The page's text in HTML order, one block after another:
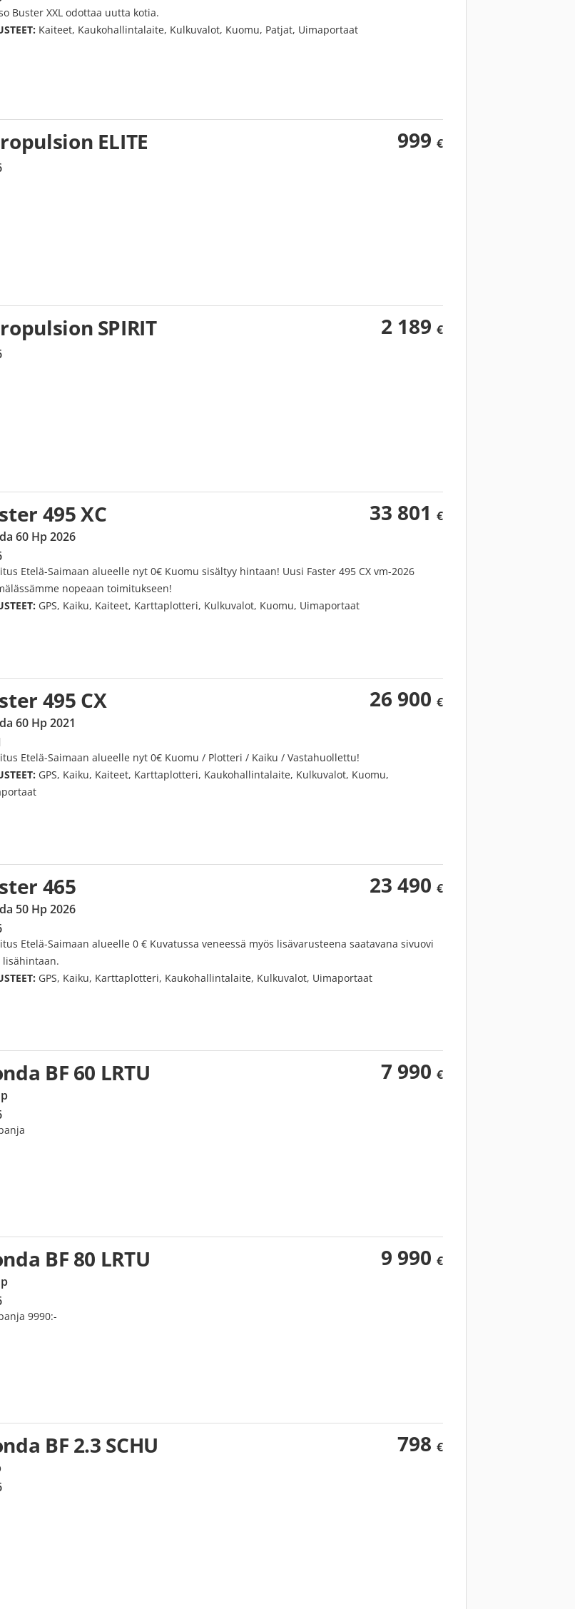
Buster XXL odottaa uutta kotia.
Kaiteet, Kaukohallintalaite, Kulkuvalot, Kuomu, Patjat, Uimaportaat
ELITE 999 €
SPIRIT 2 189 €
495 XC
60 Hp 2026
33 801 €
Etelä-Saimaan alueelle nyt 0€ Kuomu sisältyy hintaan! Uusi Faster 495 CX vm-2026
nopeaan toimitukseen!
GPS, Kaiku, Kaiteet, Karttaplotteri, Kulkuvalot, Kuomu, Uimaportaat
495 CX
60 Hp 2021
26 900 €
Etelä-Saimaan alueelle nyt 0€ Kuomu / Plotteri / Kaiku / Vastahuollettu!
GPS, Kaiku, Kaiteet, Karttaplotteri, Kaukohallintalaite, Kulkuvalot, Kuomu,
465
50 Hp 2026
23 490 €
Etelä-Saimaan alueelle 0 € Kuvatussa veneessä myös lisävarusteena saatavana sivuovi
lisähintaan.
GPS, Kaiku, Karttaplotteri, Kaukohallintalaite, Kulkuvalot, Uimaportaat
BF 60 LRTU 7 990 €
BF 80 LRTU 9 990 €
9990:-
BF 2.3 SCHU 798 €